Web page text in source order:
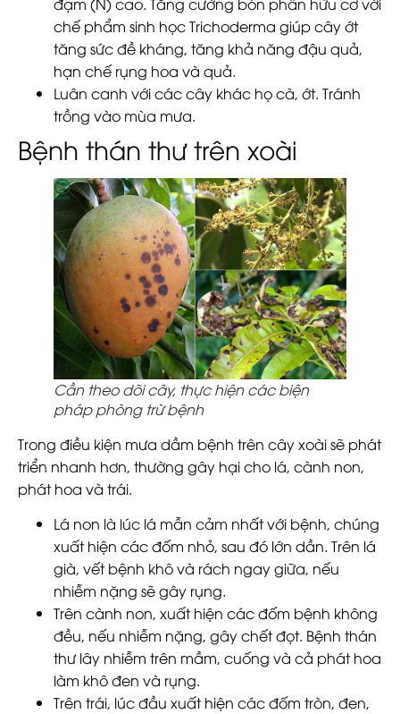
chế phẩm sinh học Trichoderma giúp cây ớt
tăng sức đề kháng, tăng khả năng đậu quả,
hạn chế rụng hoa và quả.
Luân canh với các cây khác họ cà, ớt. Tránh
trồng vào mùa mưa.
Bệnh thán thư trên xoài
Cần theo dõi cây, thực hiện các biện
pháp phòng trừ bệnh
Trong điều kiện mưa dầm bệnh trên cây xoài sẽ phát
triển nhanh hơn, thường gây hại cho lá, cành non,
phát hoa và trái.
Lá non là lúc lá mẫn cảm nhất với bệnh, chúng
xuất hiện các đốm nhỏ, sau đó lớn dần. Trên lá
già, vết bệnh khô và rách ngay giữa, nếu
nhiễm nặng sẽ gây rụng.
Trên cành non, xuất hiện các đốm bệnh không
đều, nếu nhiễm nặng, gây chết đọt. Bệnh thán
thư lây nhiễm trên mầm, cuống và cả phát hoa
làm khô đen và rụng.
Trên trái, lúc đầu xuất hiện các đốm tròn, đen,